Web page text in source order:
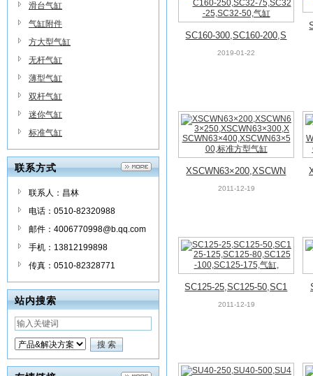
滑台气缸
气缸附件
方大型气缸
无杆气缸
薄型气缸
双杆气缸
迷你气缸
标准气缸
联系方式
联系人：昌林
电话：0510-82320988
邮件：4006770998@b.qq.com
手机：13812199898
传真：0510-82328771
站内搜索
SC160-300,SC160-200,S
C160-250,SC32-75,SC32-
2019-01-22
XSCWN63×200,XSCWN
63×250,XSCWN63×300,
2011-12-19
SC125-25,SC125-50,SC1
25-125,SC125-80,SC125-
2011-12-19